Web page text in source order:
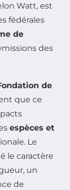
Watt, est
fédérales
de
des
de
que ce
espèces et
Le
le caractère
un
de